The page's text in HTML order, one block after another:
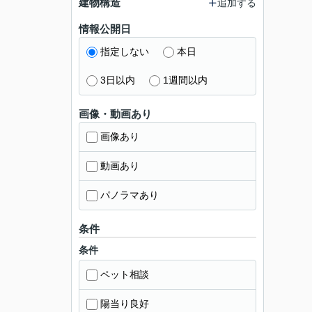
建物構造 追加する
情報公開日
指定しない 本日
3日以内 1週間以内
画像・動画あり
画像あり
動画あり
パノラマあり
条件
条件
ペット相談
陽当り良好